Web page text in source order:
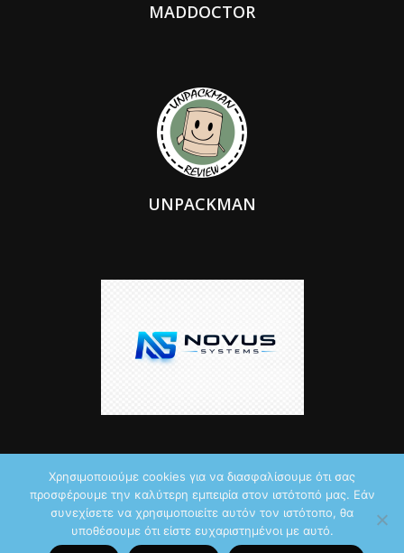
MADDOCTOR
UNPACKMAN
© 2026 by iTechNews.gr
Maddoctor dreamed it, Unpackman made it reality,Novus Systems
Χρησιμοποιούμε cookies για να διασφαλίσουμε ότι σας
προσφέρουμε την καλύτερη εμπειρία στον ιστότοπό μας. Εάν
συνεχίσετε να χρησιμοποιείτε αυτόν τον ιστότοπο, θα
υποθέσουμε ότι είστε ευχαριστημένοι με αυτό.